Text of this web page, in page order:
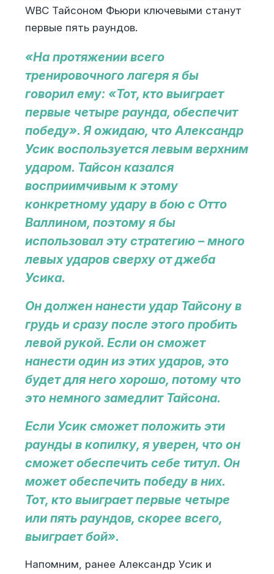
WBC Тайсоном Фьюри ключевыми станут
первые пять раундов.
«На протяжении всего
тренировочного лагеря я бы
говорил ему: «Тот, кто выиграет
первые четыре раунда, обеспечит
победу». Я ожидаю, что Александр
Усик воспользуется левым верхним
ударом. Тайсон казался
восприимчивым к этому
конкретному удару в бою с Отто
Валлином, поэтому я бы
использовал эту стратегию – много
левых ударов сверху от джеба
Усика.
Он должен нанести удар Тайсону в
грудь и сразу после этого пробить
левой рукой. Если он сможет
нанести один из этих ударов, это
будет для него хорошо, потому что
это немного замедлит Тайсона.
Если Усик сможет положить эти
раунды в копилку, я уверен, что он
сможет обеспечить себе титул. Он
может обеспечить победу в них.
Тот, кто выиграет первые четыре
или пять раундов, скорее всего,
выиграет бой».
Напомним, ранее Александр Усик и